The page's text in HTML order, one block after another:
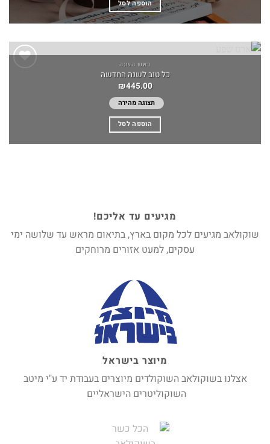
הוספה לסל
ראש השנה
כל טוב לשנה החדשה
₪445.00
תצוגה מהירה
הוספה לסל
מגיעים עד אליכם!
שוקולאב מגיעים לכל מקום בארץ, בתיאום מראש עד שלושה ימי
עסקים, למעט אזורים מרוחקים
מיוצר בישראל
אצלנו בשוקולאב השוקולדים מיוצרים בעבודת יד ע"י מיטב
השוקוליטרים הישראליים